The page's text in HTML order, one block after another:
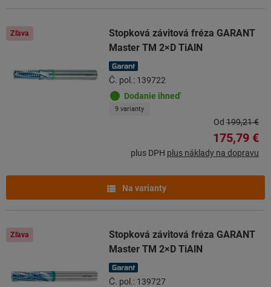
Zľava
Stopková závitová fréza GARANT
Master TM 2×D TiAlN
Č. pol.: 139722
Dodanie ihneď
9 varianty
Od 199,21 €
175,79 €
plus DPH plus náklady na dopravu
Na varianty
Zľava
Stopková závitová fréza GARANT
Master TM 2×D TiAlN
Č. pol.: 139727